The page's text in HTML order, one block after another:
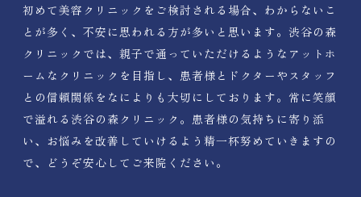
初めて美容クリニックをご検討される場合、わからないこ
とが多く、不安に思われる方が多いと思います。渋谷の森
クリニックでは、親子で通っていただけるようなアットホ
ームなクリニックを目指し、患者様とドクターやスタッフ
との信頼関係をなによりも大切にしております。常に笑顔
で溢れる渋谷の森クリニック。患者様の気持ちに寄り添
い、お悩みを改善していけるよう精一杯努めていきますの
で、どうぞ安心してご来院ください。